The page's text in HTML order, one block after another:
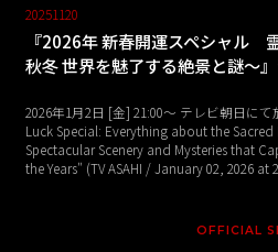
20251120
『2026年 新春開運スペシャル
秋冬 世界を魅了する絶景と謎～
2026年1月2日 [金] 21:00～ テレビ朝日に
Luck Special: Everything about the
Spectacular Scenery and Mysteries that
the Years" (TV ASAHI / January 02, 2026 at
OFFICIAL